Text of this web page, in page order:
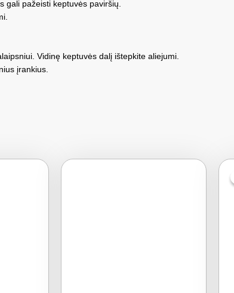
gali pažeisti keptuvės paviršių.
Vidinę keptuvės dalį ištepkite aliejumi.
įrankius.